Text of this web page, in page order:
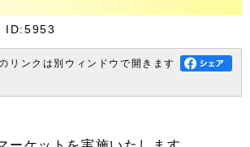
ID:5953
リンクは別ウィンドウで開きます